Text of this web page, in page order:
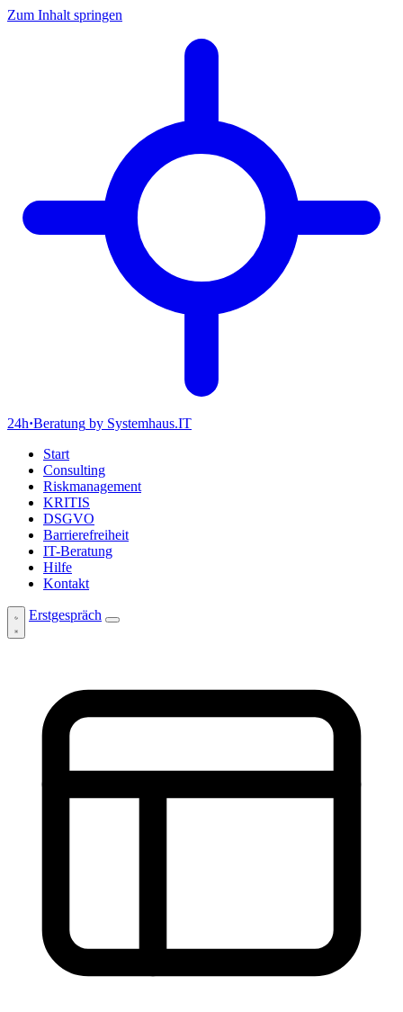
Zum Inhalt springen
24h·Beratung by Systemhaus.IT
Start
Consulting
Riskmanagement
KRITIS
DSGVO
Barrierefreiheit
IT-Beratung
Hilfe
Kontakt
Erstgespräch